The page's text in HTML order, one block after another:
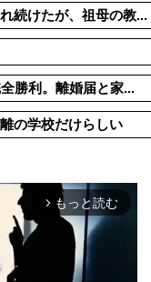
取り放題でてんこ盛
続けたが、祖母の教...
勝利。離婚届と家...
の学校だけらしい
arrow_forward_ios もっと読む